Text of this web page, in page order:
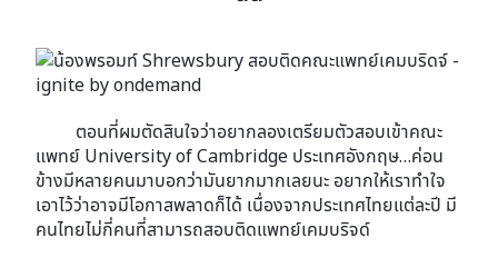
ตอนที่ผมตัดสินใจว่าอยากลองเตรียมตัวสอบเข้าคณะ
แพทย์ University of Cambridge ประเทศอังกฤษ…ค่อน
ข้างมีหลายคนมาบอกว่ามันยากมากเลยนะ อยากให้เราทำใจ
เอาไว้ว่าอาจมีโอกาสพลาดก็ได้ เนื่องจากประเทศไทยแต่ละปี มี
คนไทยไม่กี่คนที่สามารถสอบติดแพทย์เคมบริจด์